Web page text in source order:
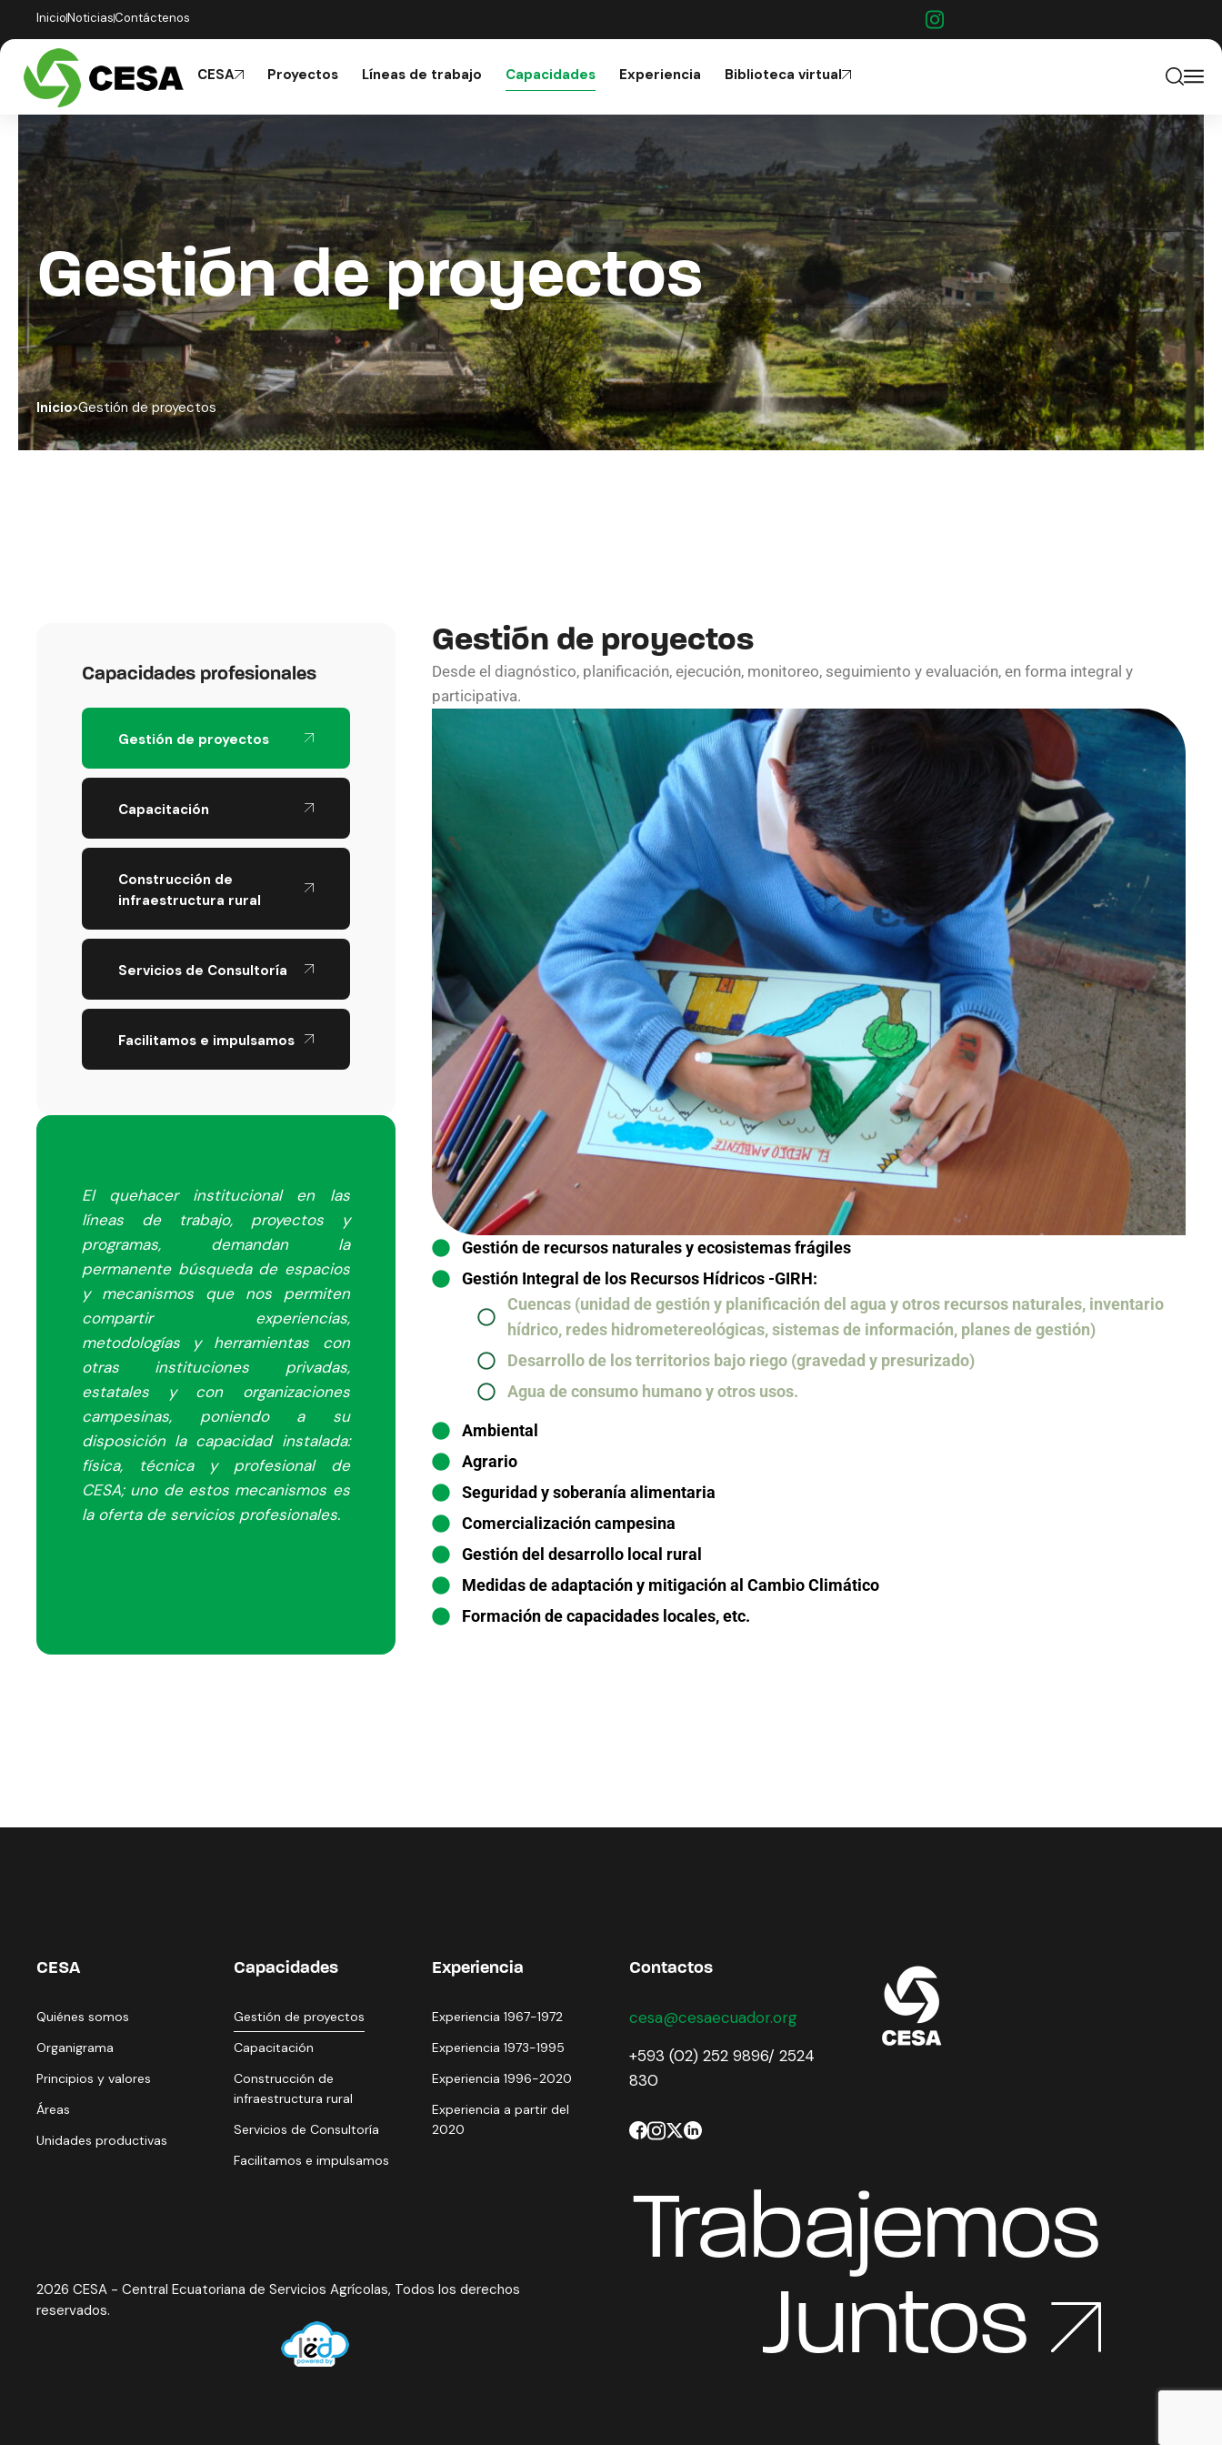
InicioNoticiasContáctenos
CESA Proyectos Líneas de trabajo Capacidades Experiencia Biblioteca virtual
Gestión de proyectos
Inicio Gestión de proyectos
Capacidades profesionales
Gestión de proyectos
Capacitación
Construcción de
infraestructura rural
Servicios de Consultoría
Facilitamos e impulsamos
El quehacer institucional en las
líneas de trabajo, proyectos y
programas, demandan la
permanente búsqueda de espacios
y mecanismos que nos permiten
compartir experiencias,
metodologías y herramientas con
otras instituciones privadas,
estatales y con organizaciones
campesinas, poniendo a su
disposición la capacidad instalada:
física, técnica y profesional de
CESA; uno de estos mecanismos es
la oferta de servicios profesionales.
Gestión de proyectos
Desde el diagnóstico, planificación, ejecución, monitoreo, seguimiento y evaluación, en forma integral y
participativa.
Gestión de recursos naturales y ecosistemas frágiles
Gestión Integral de los Recursos Hídricos -GIRH:
Cuencas (unidad de gestión y planificación del agua y otros recursos naturales, inventario
hídrico, redes hidrometereológicas, sistemas de información, planes de gestión)
Desarrollo de los territorios bajo riego (gravedad y presurizado)
Agua de consumo humano y otros usos.
Ambiental
Agrario
Seguridad y soberanía alimentaria
Comercialización campesina
Gestión del desarrollo local rural
Medidas de adaptación y mitigación al Cambio Climático
Formación de capacidades locales, etc.
CESA
Quiénes somos
Organigrama
Principios y valores
Áreas
Unidades productivas
Capacidades
Gestión de proyectos
Capacitación
Construcción de
infraestructura rural
Servicios de Consultoría
Facilitamos e impulsamos
Experiencia
Experiencia 1967-1972
Experiencia 1973-1995
Experiencia 1996-2020
Experiencia a partir del
2020
Contactos
cesa@cesaecuador.org
+593 (02) 252 9896/ 2524
830
2026 CESA - Central Ecuatoriana de Servicios Agrícolas, Todos los derechos
reservados.
Trabajemos
Juntos